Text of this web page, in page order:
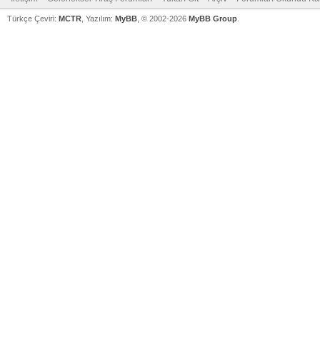
Türkçe Çeviri: MCTR , Yazılım: MyBB , © 2002-2026 MyBB Group